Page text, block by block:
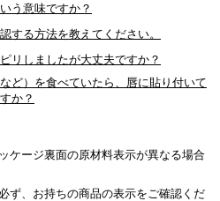
う意味ですか？
する方法を教えてください。
リしましたが大丈夫ですか？
ど）を食べていたら、唇に貼り付いて
か？
ケージ裏面の原材料表示が異なる場合
ず、お持ちの商品の表示をご確認くだ